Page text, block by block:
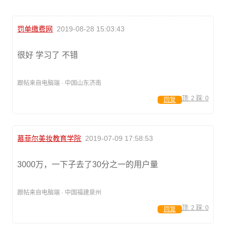
罚单缴费网 2019-08-28 15:03:43
很好 学习了 不错
跟帖来自电脑端 · 中国山东济南
顶: 2 踩: 0
回复
慕菲尔美妆教育学院 2019-07-09 17:58:53
3000万，一下子去了30分之一的用户量
跟帖来自电脑端 · 中国福建泉州
顶: 2 踩: 0
回复